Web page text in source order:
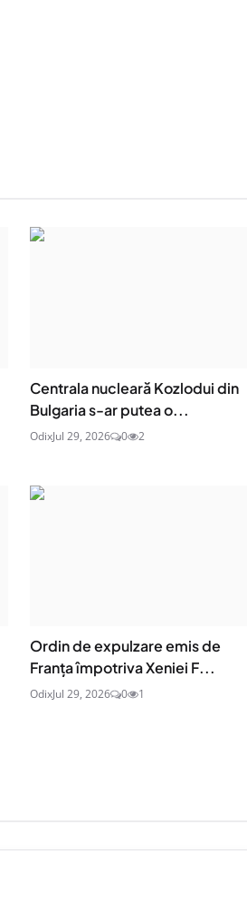
Centrala nucleară Kozlodui din
Bulgaria s-ar putea o...
OdixJul 29, 2026 0 2
Ordin de expulzare emis de
Franța împotriva Xeniei F...
OdixJul 29, 2026 0 1